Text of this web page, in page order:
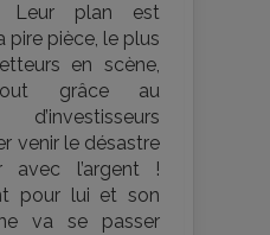
Leur plan est
pire pièce, le plus
en scène,
grâce au
venir le désastre
avec l’argent !
pour lui et son
va se passer